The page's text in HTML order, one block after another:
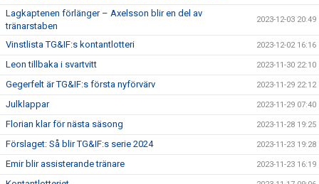
Lagkaptenen förlänger – Axelsson blir en del av
tränarstaben
2023-12-03 20:49
Vinstlista TG&IF:s kontantlotteri 2023-12-02 16:16
Leon tillbaka i svartvitt 2023-11-30 22:10
Gegerfelt är TG&IF:s första nyförvärv 2023-11-29 22:12
Julklappar 2023-11-29 07:40
Florian klar för nästa säsong 2023-11-28 19:25
Förslaget: Så blir TG&IF:s serie 2024 2023-11-23 19:28
Emir blir assisterande tränare 2023-11-23 16:19